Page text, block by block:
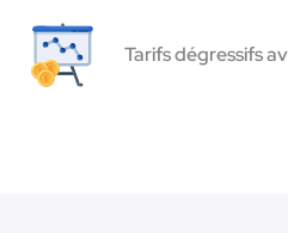
Tarifs dégressifs